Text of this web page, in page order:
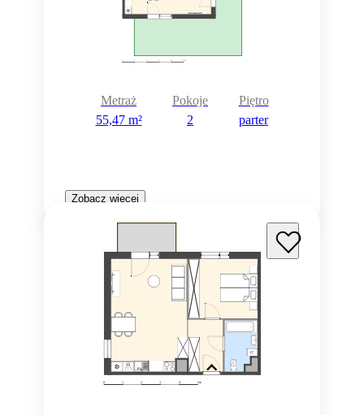
Metraż
55,47 m²
Pokoje
2
Piętro
parter
Zobacz więcej